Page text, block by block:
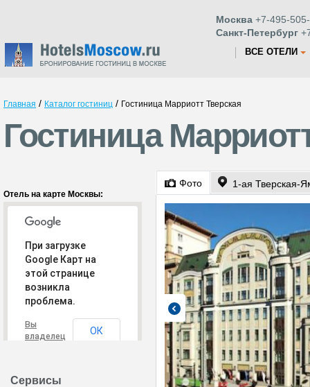
Москва +7-495-
Санкт-Петербург
ВСЕ ОТЕЛИ
Главная / Каталог гостиниц / Гостиница Марриотт Тверская
Гостиница
Отель на карте Москвы:
При загрузке
Google Карт на
этой странице
возникла
проблема.
Вы
владелец
ОК
Сервисы
Фото 1-ая Тверская-